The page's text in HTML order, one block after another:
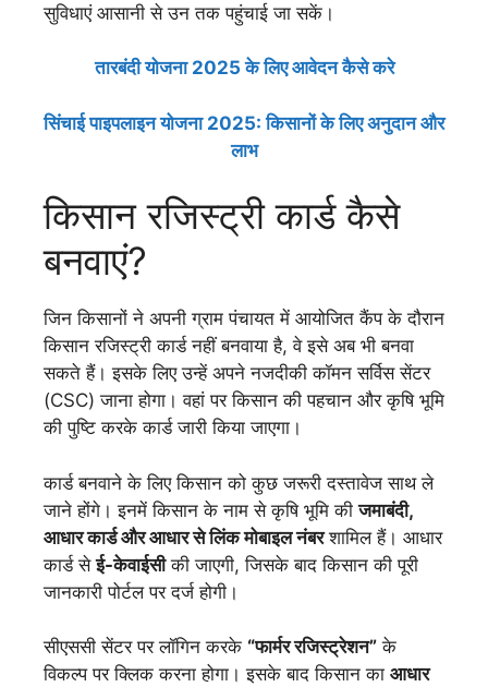
सुविधाएं आसानी से उन तक पहुंचाई जा सकें।
तारबंदी योजना 2025 के लिए आवेदन कैसे करे
सिंचाई पाइपलाइन योजना 2025: किसानों के लिए अनुदान और
लाभ
किसान रजिस्ट्री कार्ड कैसे
बनवाएं?
जिन किसानों ने अपनी ग्राम पंचायत में आयोजित कैंप के दौरान
किसान रजिस्ट्री कार्ड नहीं बनवाया है, वे इसे अब भी बनवा
सकते हैं। इसके लिए उन्हें अपने नजदीकी कॉमन सर्विस सेंटर
(CSC) जाना होगा। वहां पर किसान की पहचान और कृषि भूमि
की पुष्टि करके कार्ड जारी किया जाएगा।
कार्ड बनवाने के लिए किसान को कुछ जरूरी दस्तावेज साथ ले
जाने होंगे। इनमें किसान के नाम से कृषि भूमि कीजमाबंदी,
आधार कार्ड और आधार से लिंक मोबाइल नंबरशामिल हैं। आधार
कार्ड सेई-केवाईसीकी जाएगी, जिसके बाद किसान की पूरी
जानकारी पोर्टल पर दर्ज होगी।
सीएससी सेंटर पर लॉगिन करके “फार्मर रजिस्ट्रेशन” के
विकल्प पर क्लिक करना होगा। इसके बाद किसान का आधार